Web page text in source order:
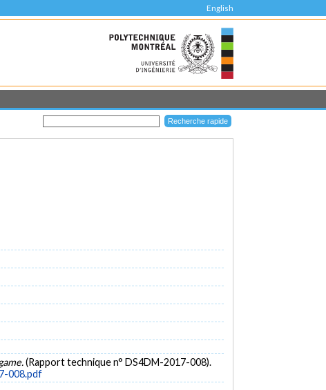
English
(Rapport technique n° DS4DM-2017-008).
008.pdf